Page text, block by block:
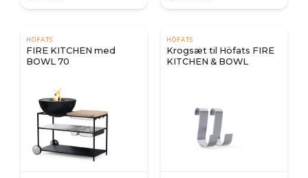
HÖFATS
FIRE KITCHEN med
BOWL 70
HÖFATS
Krogsæt til Höfats FIRE
KITCHEN & BOWL